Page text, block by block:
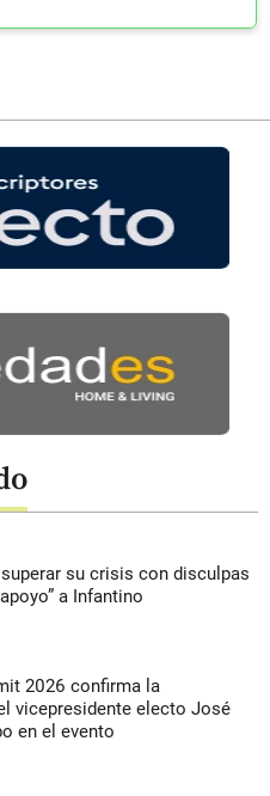
su crisis con disculpas
a Infantino
2026 confirma la
vicepresidente electo José
en el evento